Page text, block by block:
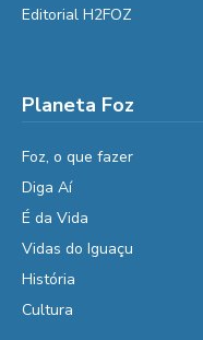
Editorial H2FOZ
Planeta Foz
Foz, o que fazer
Diga Aí
É da Vida
Vidas do Iguaçu
História
Cultura